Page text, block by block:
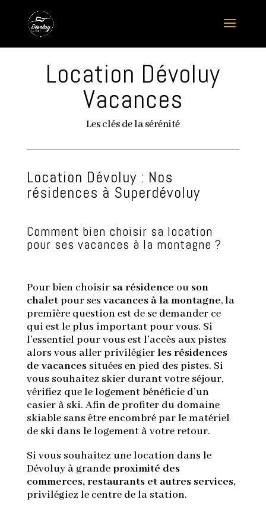
Location Dévoluy
Vacances
Les clés de la sérénité
Location Dévoluy : Nos
résidences à Superdévoluy
Comment bien choisir sa location
pour ses vacances à la montagne ?
Pour bien choisir sa résidence ou son
chaletpour ses vacances à la montagne, la
première question est de se demander ce
qui est le plus important pour vous. Si
l’essentiel pour vous est l’accès aux pistes
alors vous aller privilégierles résidences
de vacancessituées en pied des pistes. Si
vous souhaitez skier durant votre séjour,
vérifiez que le logement bénéficie d’un
casier à ski. Afin de profiter du domaine
skiable sans être encombré par le matériel
de ski dans le logement à votre retour.
Si vous souhaitez une location dans le
Dévoluy à grande proximité des
commerces, restaurants et autres services,
privilégiez le centre de la station.